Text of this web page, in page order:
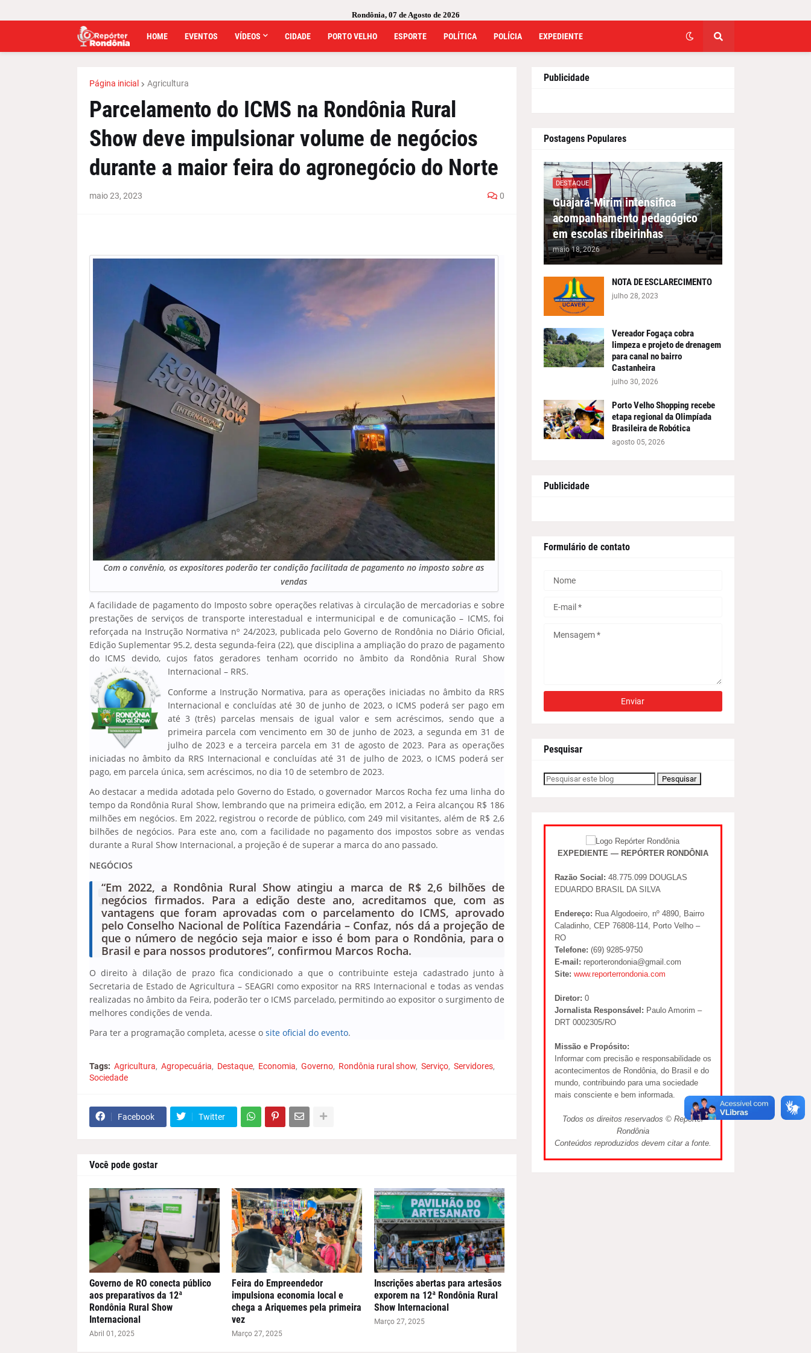
Rondônia, 07 de Agosto de 2026
HOME EVENTOS VÍDEOS CIDADE PORTO VELHO ESPORTE POLÍTICA POLÍCIA EXPEDIENTE
Página inicial Agricultura
Parcelamento do ICMS na Rondônia Rural
Show deve impulsionar volume de negócios
durante a maior feira do agronegócio do Norte
maio 23, 2023 0
Com o convênio, os expositores poderão ter condição facilitada de pagamento no imposto sobre as
vendas
A facilidade de pagamento do Imposto sobre operações relativas à circulação de mercadorias e sobre
prestações de serviços de transporte interestadual e intermunicipal e de comunicação – ICMS, foi
reforçada na Instrução Normativa nº 24/2023, publicada pelo Governo de Rondônia no Diário Oficial,
Edição Suplementar 95.2, desta segunda-feira (22), que disciplina a ampliação do prazo de pagamento
do ICMS devido, cujos fatos geradores tenham ocorrido no âmbito da Rondônia Rural Show
Internacional – RRS.
Conforme a Instrução Normativa, para as operações iniciadas no âmbito da RRS
Internacional e concluídas até 30 de junho de 2023, o ICMS poderá ser pago em
até 3 (três) parcelas mensais de igual valor e sem acréscimos, sendo que a
primeira parcela com vencimento em 30 de junho de 2023, a segunda em 31 de
julho de 2023 e a terceira parcela em 31 de agosto de 2023. Para as operações
iniciadas no âmbito da RRS Internacional e concluídas até 31 de julho de 2023, o ICMS poderá ser
pago, em parcela única, sem acréscimos, no dia 10 de setembro de 2023.
Ao destacar a medida adotada pelo Governo do Estado, o governador Marcos Rocha fez uma linha do
tempo da Rondônia Rural Show, lembrando que na primeira edição, em 2012, a Feira alcançou R$ 186
milhões em negócios. Em 2022, registrou o recorde de público, com 249 mil visitantes, além de R$ 2,6
bilhões de negócios. Para este ano, com a facilidade no pagamento dos impostos sobre as vendas
durante a Rural Show Internacional, a projeção é de superar a marca do ano passado.
NEGÓCIOS
“Em 2022, a Rondônia Rural Show atingiu a marca de R$ 2,6 bilhões de
negócios firmados. Para a edição deste ano, acreditamos que, com as
vantagens que foram aprovadas com o parcelamento do ICMS, aprovado
pelo Conselho Nacional de Política Fazendária – Confaz, nós dá a projeção de
que o número de negócio seja maior e isso é bom para o Rondônia, para o
Brasil e para nossos produtores”, confirmou Marcos Rocha.
O direito à dilação de prazo fica condicionado a que o contribuinte esteja cadastrado junto à
Secretaria de Estado de Agricultura – SEAGRI como expositor na RRS Internacional e todas as vendas
realizadas no âmbito da Feira, poderão ter o ICMS parcelado, permitindo ao expositor o surgimento de
melhores condições de venda.
Para ter a programação completa, acesse o site oficial do evento.
Tags: Agricultura Agropecuária Destaque Economia Governo Rondônia rural show Serviço Servidores
Sociedade
Facebook Twitter
Você pode gostar
Governo de RO conecta público
aos preparativos da 12ª
Rondônia Rural Show
Internacional
Abril 01, 2025
Feira do Empreendedor
impulsiona economia local e
chega a Ariquemes pela primeira
vez
Março 27, 2025
Inscrições abertas para artesãos
exporem na 12ª Rondônia Rural
Show Internacional
Março 27, 2025
Publicidade
Postagens Populares
DESTAQUE
Guajará-Mirim intensifica
acompanhamento pedagógico
em escolas ribeirinhas
maio 18, 2026
NOTA DE ESCLARECIMENTO
julho 28, 2023
Vereador Fogaça cobra
limpeza e projeto de drenagem
para canal no bairro
Castanheira
julho 30, 2026
Porto Velho Shopping recebe
etapa regional da Olimpíada
Brasileira de Robótica
agosto 05, 2026
Publicidade
Formulário de contato
Pesquisar
EXPEDIENTE — REPÓRTER RONDÔNIA
Razão Social: 48.775.099 DOUGLAS
EDUARDO BRASIL DA SILVA
Endereço: Rua Algodoeiro, nº 4890, Bairro
Caladinho, CEP 76808-114, Porto Velho –
RO
Telefone: (69) 9285-9750
E-mail: reporterondonia@gmail.com
Site: www.reporterrondonia.com
Diretor: 0
Jornalista Responsável: Paulo Amorim –
DRT 0002305/RO
Missão e Propósito:
Informar com precisão e responsabilidade os
acontecimentos de Rondônia, do Brasil e do
mundo, contribuindo para uma sociedade
mais consciente e bem informada.
Todos os direitos reservados © Repórter
Rondônia
Conteúdos reproduzidos devem citar a fonte.